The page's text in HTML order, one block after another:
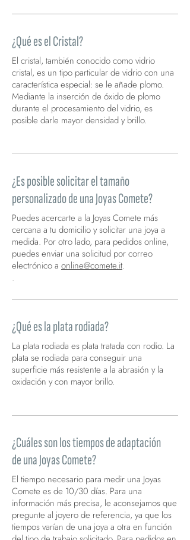
¿Qué es el Cristal?
El cristal, también conocido como vidrio
cristal, es un tipo particular de vidrio con una
característica especial: se le añade plomo.
Mediante la inserción de óxido de plomo
durante el procesamiento del vidrio, es
posible darle mayor densidad y brillo.
¿Es posible solicitar el tamaño
personalizado de una Joyas Comete?
Puedes acercarte a la Joyas Comete más
cercana a tu domicilio y solicitar una joya a
medida. Por otro lado, para pedidos online,
puedes enviar una solicitud por correo
electrónico a online@comete.it.
.
¿Qué es la plata rodiada?
La plata rodiada es plata tratada con rodio. La
plata se rodiada para conseguir una
superficie más resistente a la abrasión y la
oxidación y con mayor brillo.
¿Cuáles son los tiempos de adaptación
de una Joyas Comete?
El tiempo necesario para medir una Joyas
Comete es de 10/30 días. Para una
información más precisa, le aconsejamos que
pregunte al joyero de referencia, ya que los
tiempos varían de una joya a otra en función